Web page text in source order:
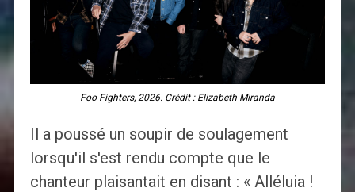
Foo Fighters, 2026. Crédit : Elizabeth Miranda
Il a poussé un soupir de soulagement
lorsqu'il s'est rendu compte que le
chanteur plaisantait en disant : « Alléluia !